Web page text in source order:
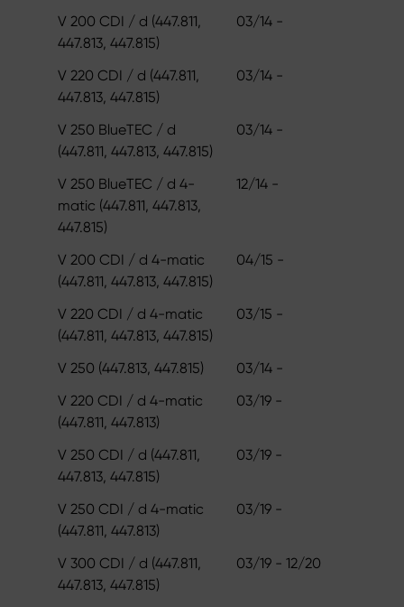
V 200 CDI / d (447.811,
447.813, 447.815)
03/14 -
V 220 CDI / d (447.811,
447.813, 447.815)
03/14 -
V 250 BlueTEC / d
(447.811, 447.813, 447.815)
03/14 -
V 250 BlueTEC / d 4-
matic (447.811, 447.813,
447.815)
12/14 -
V 200 CDI / d 4-matic
(447.811, 447.813, 447.815)
04/15 -
V 220 CDI / d 4-matic
(447.811, 447.813, 447.815)
03/15 -
V 250 (447.813, 447.815)
03/14 -
V 220 CDI / d 4-matic
(447.811, 447.813)
03/19 -
V 250 CDI / d (447.811,
447.813, 447.815)
03/19 -
V 250 CDI / d 4-matic
(447.811, 447.813)
03/19 -
V 300 CDI / d (447.811,
447.813, 447.815)
03/19 - 12/20